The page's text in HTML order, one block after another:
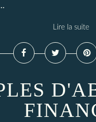
Lire la suite